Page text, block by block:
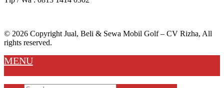
© 2026 Copyright Jual, Beli & Sewa Mobil Golf – CV Rizha, All
rights reserved.
MENU